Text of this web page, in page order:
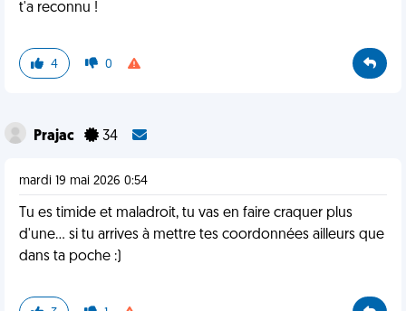
t'a reconnu !
4 0
Prajac 34
mardi 19 mai 2026 0:54
Tu es timide et maladroit, tu vas en faire craquer plus
d'une... si tu arrives à mettre tes coordonnées ailleurs que
dans ta poche :)